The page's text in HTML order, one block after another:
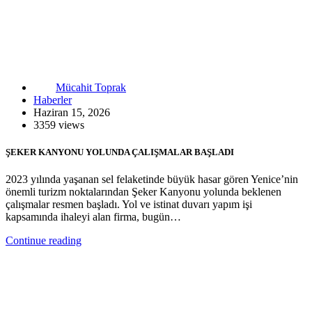
Mücahit Toprak
Haberler
Haziran 15, 2026
3359 views
ŞEKER KANYONU YOLUNDA ÇALIŞMALAR BAŞLADI
2023 yılında yaşanan sel felaketinde büyük hasar gören Yenice’nin
önemli turizm noktalarından Şeker Kanyonu yolunda beklenen
çalışmalar resmen başladı. Yol ve istinat duvarı yapım işi
kapsamında ihaleyi alan firma, bugün…
Continue reading